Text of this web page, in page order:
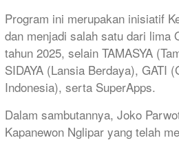
Program ini merupakan inisiatif
dan menjadi salah satu dari lima
tahun 2025, selain TAMASYA
SIDAYA (Lansia Berdaya), GATI
Indonesia), serta SuperApps.
Dalam sambutannya, Joko
Kapanewon Nglipar yang telah